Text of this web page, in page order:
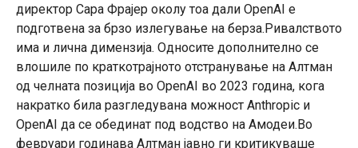
директор Сара Фрајер околу тоа дали OpenAI е
подготвена за брзо излегување на берза.Ривалството
има и лична димензија. Односите дополнително се
влошиле по краткотрајното отстранување на Алтман
од челната позиција во OpenAI во 2023 година, кога
накратко била разгледувана можност Anthropic и
OpenAI да се обединат под водство на Амодеи.Во
февруари годинава Алтман јавно ги критикуваше